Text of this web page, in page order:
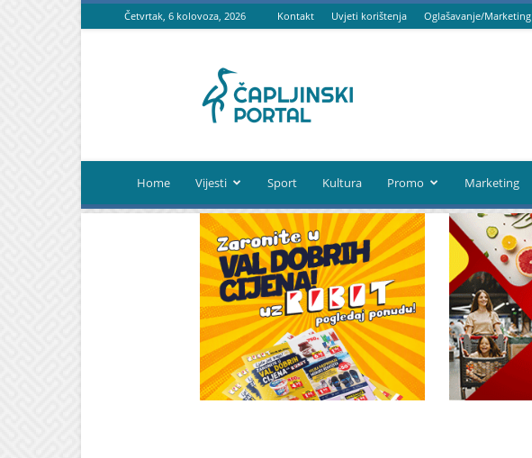
Četvrtak, 6 kolovoza, 2026 Kontakt Uvjeti korištenja Oglašavanje/Marketing
portal
Home Vijesti Sport Kultura Promo Marketing